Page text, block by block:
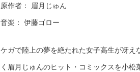
原作者： 眉月じゅん
音楽： 伊藤ゴロー
ケガで陸上の夢を絶たれた女子高生が冴
く眉月じゅんのヒット・コミックスを小